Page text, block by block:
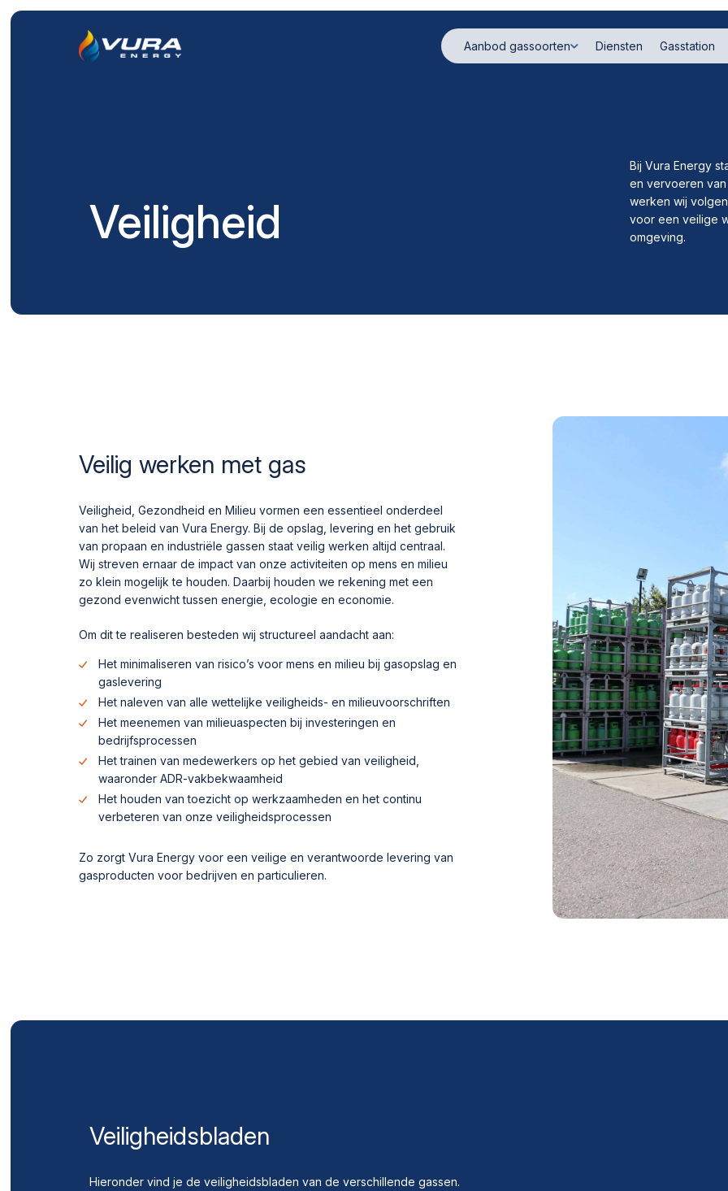
Aanbod gassoorten Diensten Gasstation
Veiligheid
Bij Vura Energy
en vervoeren
werken wij
voor een veilige
omgeving.
Veilig werken met gas
Veiligheid, Gezondheid en Milieu vormen een essentieel onderdeel
van het beleid van Vura Energy. Bij de opslag, levering en het gebruik
van propaan en industriële gassen staat veilig werken altijd centraal.
Wij streven ernaar de impact van onze activiteiten op mens en milieu
zo klein mogelijk te houden. Daarbij houden we rekening met een
gezond evenwicht tussen energie, ecologie en economie.
Om dit te realiseren besteden wij structureel aandacht aan:
Het minimaliseren van risico’s voor mens en milieu bij gasopslag en
gaslevering
Het naleven van alle wettelijke veiligheids- en milieuvoorschriften
Het meenemen van milieuaspecten bij investeringen en
bedrijfsprocessen
Het trainen van medewerkers op het gebied van veiligheid,
waaronder ADR-vakbekwaamheid
Het houden van toezicht op werkzaamheden en het continu
verbeteren van onze veiligheidsprocessen
Zo zorgt Vura Energy voor een veilige en verantwoorde levering van
gasproducten voor bedrijven en particulieren.
Veiligheidsbladen
Hieronder vind je de veiligheidsbladen van de verschillende gassen.